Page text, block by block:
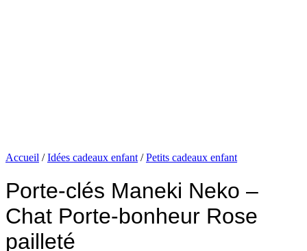
Accueil / Idées cadeaux enfant / Petits cadeaux enfant
Porte-clés Maneki Neko –
Chat Porte-bonheur Rose
pailleté